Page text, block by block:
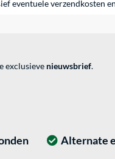
eventueleverzendkosten en
exclusieve nieuwsbrief.
Alternate